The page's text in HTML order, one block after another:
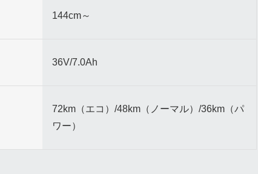
144cm～
36V/7.0Ah
72km（エコ）/48km（ノーマル）/36km（パ
ワー）